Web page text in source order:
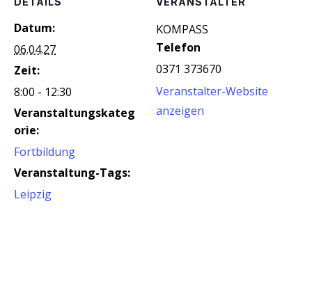
Datum:
06.04.27
Zeit:
8:00 - 12:30
Veranstaltungskateg
orie:
Fortbildung
Veranstaltung-Tags:
Leipzig
KOM­PASS
Telefon
0371 373670
Veranstalter-Website
anzeigen